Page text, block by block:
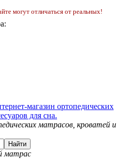
могут отличаться от реальных!
матрасов, кроватей и
матрас